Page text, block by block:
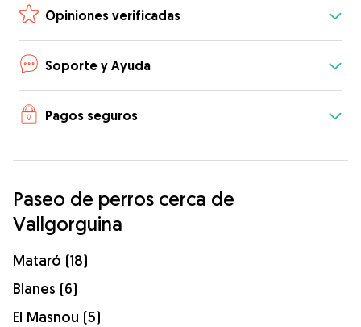
Opiniones verificadas
Soporte y Ayuda
Pagos seguros
Paseo de perros cerca de
Vallgorguina
Mataró (18)
Blanes (6)
El Masnou (5)